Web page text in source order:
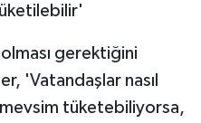
gerektiğini
'Vatandaşlar nasıl
tüketebiliyorsa,